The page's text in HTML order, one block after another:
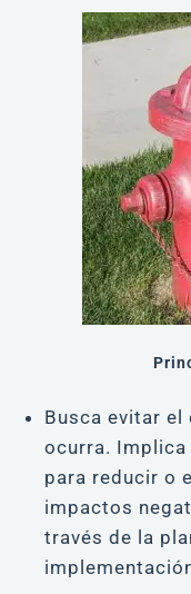
Busca evitar el
ocurra.
para reducir o
impactos
través de la